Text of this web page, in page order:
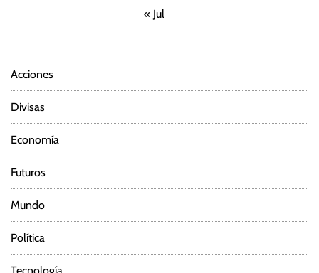
« Jul
Acciones
Divisas
Economía
Futuros
Mundo
Política